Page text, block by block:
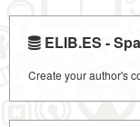
ELIB.ES -
Create your author's